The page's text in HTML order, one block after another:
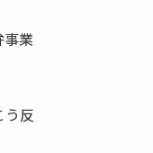
事業
う反